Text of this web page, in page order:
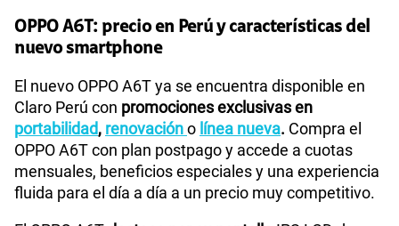
Paga solo
S/69.90
160GB en alta velocidad
S/109.90
OPPO A6T: precio en Perú y características del
nuevo smartphone
El nuevo OPPO A6T ya se encuentra disponible en
Claro Perú con promociones exclusivas en
portabilidad, renovacióno línea nueva. Compra el
OPPO A6T con plan postpago y accede a cuotas
mensuales, beneficios especiales y una experiencia
fluida para el día a día a un precio muy competitivo.